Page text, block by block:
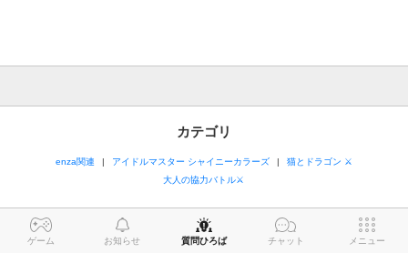
カテゴリ
enza関連 アイドルマスター シャイニーカラーズ
猫とドラゴン ⚔
大人の協力バトル⚔
ゲーム お知らせ 質問ひろば チャット メニュー